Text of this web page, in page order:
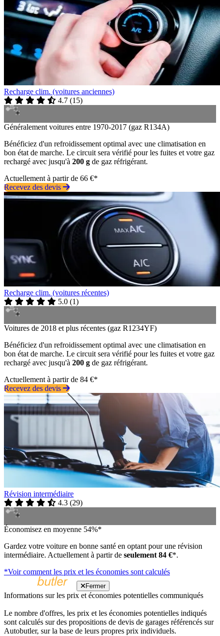
Recharge clim. (voitures anciennes)
4.7 (15)
Généralement voitures entre 1970-2017 (gaz R134A)
Bénéficiez d'un refroidissement optimal avec une climatisation en
bon état de marche. Le circuit sera vérifié pour les fuites et votre gaz
rechargé avec jusqu'à 200 g de gaz réfrigérant.
Actuellement à partir de 66 €*
Recevez des devis
Recharge clim. (voitures récentes)
5.0 (1)
Voitures de 2018 et plus récentes (gaz R1234YF)
Bénéficiez d'un refroidissement optimal avec une climatisation en
bon état de marche. Le circuit sera vérifié pour les fuites et votre gaz
rechargé avec jusqu'à 200 g de gaz réfrigérant.
Actuellement à partir de 84 €*
Recevez des devis
Révision intermédiaire
4.3 (29)
Économisez en moyenne 54%*
Gardez votre voiture en bonne santé en optant pour une révision
intermédiaire. Actuellement à partir de seulement 84 €*.
*Voir comment les prix et les économies sont calculés
Fermer
Informations sur les prix et économies potentielles communiqués
Le nombre d'offres, les prix et les économies potentielles indiqués
sont calculés sur des propositions de devis de garages référencés sur
Autobutler, sur la base de leurs propres prix individuels.